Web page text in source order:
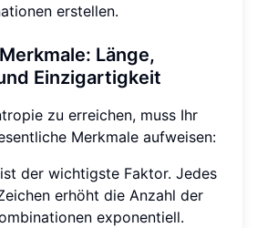
erstellen.
Länge,
Einzigartigkeit
zu erreichen, muss Ihr
Merkmale aufweisen:
der wichtigste Faktor. Jedes
erhöht die Anzahl der
exponentiell.